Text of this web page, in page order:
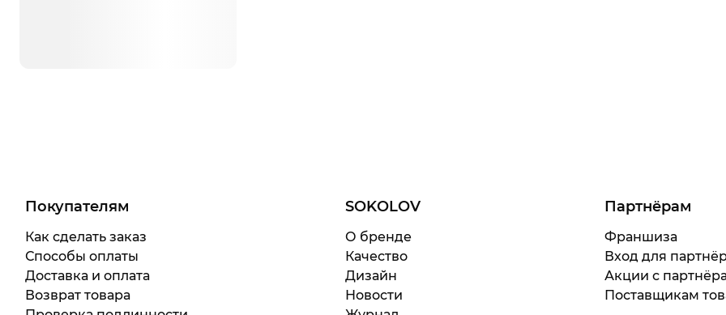
Покупателям
Как сделать заказ
Способы оплаты
Доставка и оплата
Возврат товара
SOKOLOV
О бренде
Качество
Дизайн
Новости
Партнёрам
Франшиза
Вход для
Акции с
Поставщикам